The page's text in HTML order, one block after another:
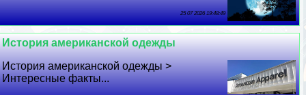
25 07 2026 19:48:49
История американской одежды
История американской одежды >
Интересные факты...